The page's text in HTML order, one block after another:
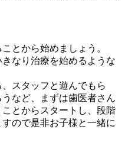
とから始めましょう。
なり治療を始めるような
スタッフと遊んでもら
など、まずは歯医者さん
とからスタートし、段階
ので是非お子様と一緒に